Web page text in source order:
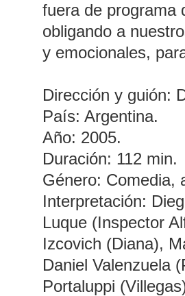
fuera de programa
obligando a
y emocionales,
Dirección y guión:
País: Argentina.
Año: 2005.
Duración: 112 min.
Género: Comedia,
Interpretación:
Luque (Inspector
Izcovich (Diana),
Daniel Valenzuela
Portaluppi